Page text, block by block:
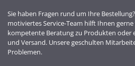
Sie haben Fragen rund um Ihre
motiviertes Service-Team hilft Ihnen gerne
kompetente Beratung zu Produkten oder
und Versand. Unsere geschulten
Problemen.